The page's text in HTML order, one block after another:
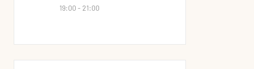
19:00 - 21:00